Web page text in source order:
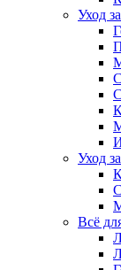
Уход
Уход
Всё